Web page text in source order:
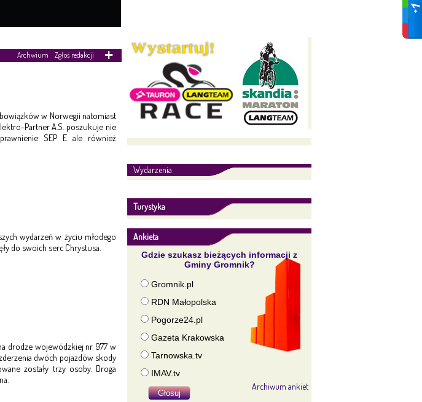
Archwium Zgłoś redakcji
w Norwegii natomiast
Partner A.S. poszukuje nie
SEP E ale również
wydarzeń w życiu młodego
do swoich serc Chrystusa.
drodze wojewódzkiej nr 977 w
dwóch pojazdów skody
zostały trzy osoby. Droga
Wydarzenia
Turystyka
Ankieta
Gdzie szukasz bieżących informacji z
Gminy Gromnik?
Gromnik.pl
RDN Małopolska
Pogorze24.pl
Gazeta Krakowska
Tarnowska.tv
IMAV.tv
Archiwum ankiet